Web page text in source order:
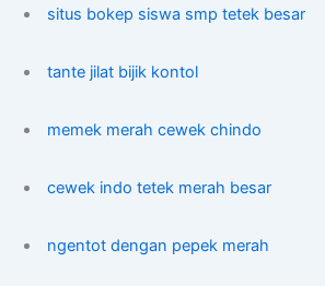
situs bokep siswa smp tetek besar
tante jilat bijik kontol
memek merah cewek chindo
cewek indo tetek merah besar
ngentot dengan pepek merah